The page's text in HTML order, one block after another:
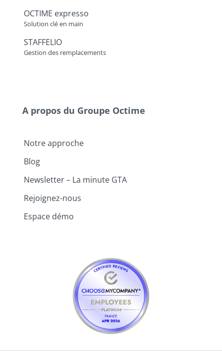
OCTIME expresso
Solution clé en main
STAFFELIO
Gestion des remplacements
A propos du Groupe Octime
Notre approche
Blog
Newsletter – La minute GTA
Rejoignez-nous
Espace démo